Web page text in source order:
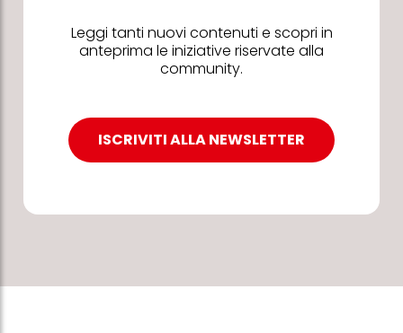
Leggi tanti nuovi contenuti e scopri in
anteprima le iniziative riservate alla
community.
ISCRIVITI ALLA NEWSLETTER